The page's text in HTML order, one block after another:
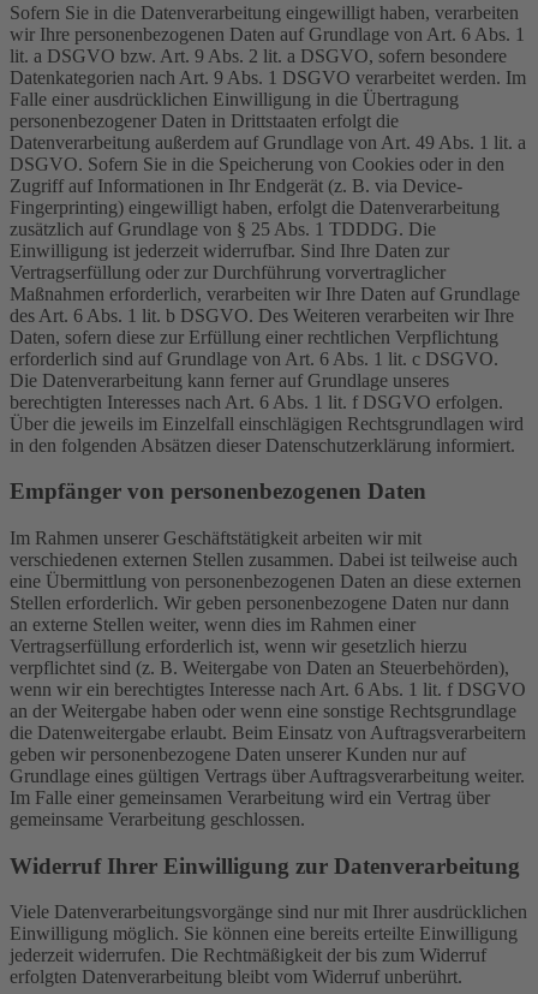
Sofern Sie in die Datenverarbeitung eingewilligt haben, verarbeiten
wir Ihre personenbezogenen Daten auf Grundlage von Art. 6 Abs. 1
lit. a DSGVO bzw. Art. 9 Abs. 2 lit. a DSGVO, sofern besondere
Datenkategorien nach Art. 9 Abs. 1 DSGVO verarbeitet werden. Im
Falle einer ausdrücklichen Einwilligung in die Übertragung
personenbezogener Daten in Drittstaaten erfolgt die
Datenverarbeitung außerdem auf Grundlage von Art. 49 Abs. 1 lit. a
DSGVO. Sofern Sie in die Speicherung von Cookies oder in den
Zugriff auf Informationen in Ihr Endgerät (z. B. via Device-
Fingerprinting) eingewilligt haben, erfolgt die Datenverarbeitung
zusätzlich auf Grundlage von § 25 Abs. 1 TDDDG. Die
Einwilligung ist jederzeit widerrufbar. Sind Ihre Daten zur
Vertragserfüllung oder zur Durchführung vorvertraglicher
Maßnahmen erforderlich, verarbeiten wir Ihre Daten auf Grundlage
des Art. 6 Abs. 1 lit. b DSGVO. Des Weiteren verarbeiten wir Ihre
Daten, sofern diese zur Erfüllung einer rechtlichen Verpflichtung
erforderlich sind auf Grundlage von Art. 6 Abs. 1 lit. c DSGVO.
Die Datenverarbeitung kann ferner auf Grundlage unseres
berechtigten Interesses nach Art. 6 Abs. 1 lit. f DSGVO erfolgen.
Über die jeweils im Einzelfall einschlägigen Rechtsgrundlagen wird
in den folgenden Absätzen dieser Datenschutzerklärung informiert.
Empfänger von personenbezogenen Daten
Im Rahmen unserer Geschäftstätigkeit arbeiten wir mit
verschiedenen externen Stellen zusammen. Dabei ist teilweise auch
eine Übermittlung von personenbezogenen Daten an diese externen
Stellen erforderlich. Wir geben personenbezogene Daten nur dann
an externe Stellen weiter, wenn dies im Rahmen einer
Vertragserfüllung erforderlich ist, wenn wir gesetzlich hierzu
verpflichtet sind (z. B. Weitergabe von Daten an Steuerbehörden),
wenn wir ein berechtigtes Interesse nach Art. 6 Abs. 1 lit. f DSGVO
an der Weitergabe haben oder wenn eine sonstige Rechtsgrundlage
die Datenweitergabe erlaubt. Beim Einsatz von Auftragsverarbeitern
geben wir personenbezogene Daten unserer Kunden nur auf
Grundlage eines gültigen Vertrags über Auftragsverarbeitung weiter.
Im Falle einer gemeinsamen Verarbeitung wird ein Vertrag über
gemeinsame Verarbeitung geschlossen.
Widerruf Ihrer Einwilligung zur Datenverarbeitung
Viele Datenverarbeitungsvorgänge sind nur mit Ihrer ausdrücklichen
Einwilligung möglich. Sie können eine bereits erteilte Einwilligung
jederzeit widerrufen. Die Rechtmäßigkeit der bis zum Widerruf
erfolgten Datenverarbeitung bleibt vom Widerruf unberührt.